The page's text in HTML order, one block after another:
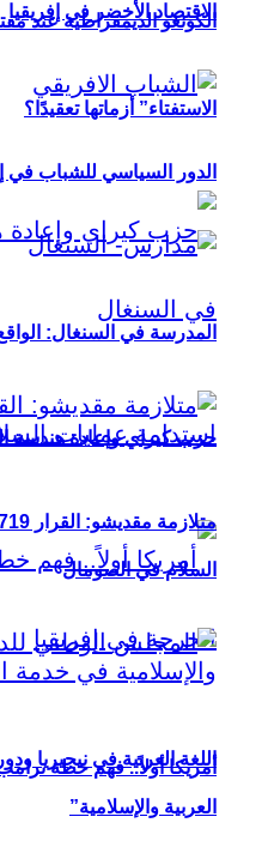
الكونغو الديمقراطية عند
الاستفتاء” أزماتها تعقيدًا؟
حزب كيراي وإعادة هندسة
أمريكا أولاً.. فهم خطة
الاقتصاد الأخضر في إفريقيا
الدور السياسي للشباب في
المدرسة في السنغال:
السلام في الصومال
اللغة العربية في نيجيريا
العربية والإسلامية”